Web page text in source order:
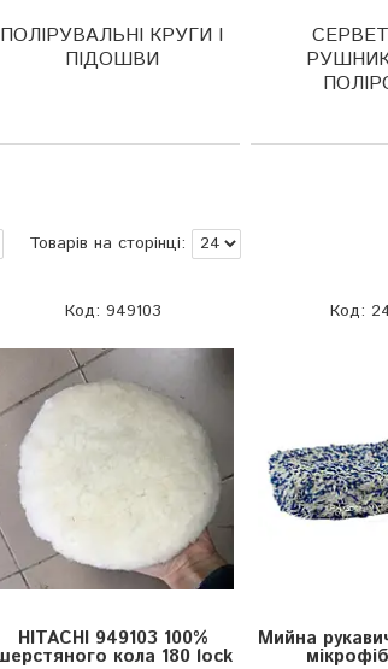
ПОЛІРУВАЛЬНІ КРУГИ І
ПІДОШВИ
949103
HITACHI 949103 100%
кола 180 lock
Мийна